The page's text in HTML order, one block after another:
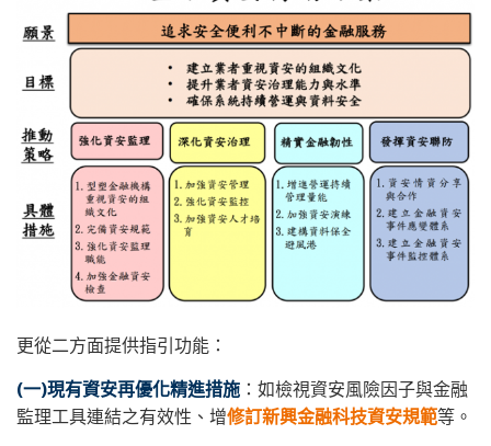
更從二方面提供指引功能：
(一)現有資安再優化精進措施 ：如檢視資安風險因子與金融
監理工具連結之有效性、增修訂新興金融科技資安規範等。